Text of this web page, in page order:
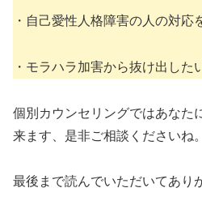
・自己愛性人格障害の人の対応
・モラハラ加害から抜け出した
個別カウンセリングではあなた
来ます、是非ご相談くださいね。
最後まで読んでいただいてあり